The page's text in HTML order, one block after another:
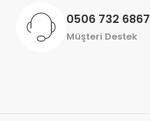
0506 732 6867
Müşteri Destek